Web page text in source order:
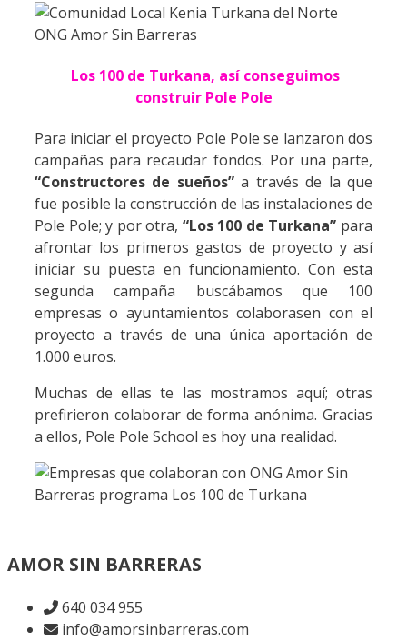
Los 100 de Turkana, así conseguimos
construir Pole Pole
Para iniciar el proyecto Pole Pole se lanzaron dos
campañas para recaudar fondos. Por una parte,
“Constructores de sueños”a través de la que
fue posible la construcción de las instalaciones de
Pole Pole; y por otra, “Los 100 de Turkana” para
afrontar los primeros gastos de proyecto y así
iniciar su puesta en funcionamiento. Con esta
segunda campaña buscábamos que 100
empresas o ayuntamientos colaborasen con el
proyecto a través de una única aportación de
1.000 euros.
Muchas de ellas te las mostramos aquí; otras
prefirieron colaborar de forma anónima. Gracias
a ellos, Pole Pole School es hoy una realidad.
AMOR SIN BARRERAS
640 034 955
info@amorsinbarreras.com